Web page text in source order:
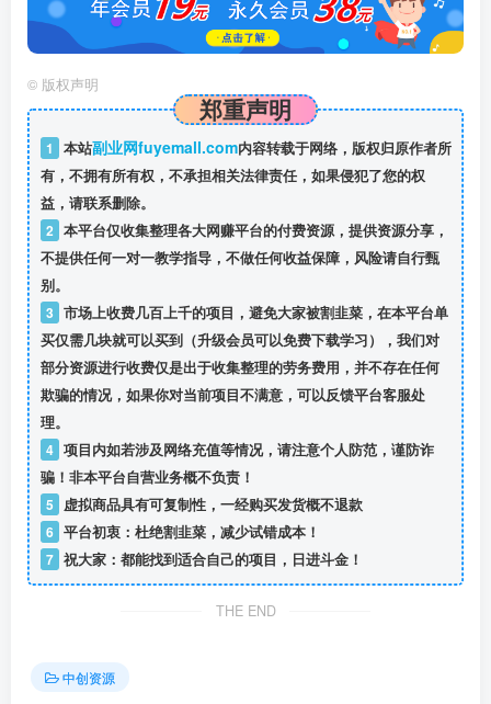
© 版权声明
郑重声明
1 本站副业网fuyemall.com内容转载于网络，版权归原作者所
有，不拥有所有权，不承担相关法律责任，如果侵犯了您的权
益，请联系删除。
2 本平台仅收集整理各大网赚平台的付费资源，提供资源分享，
不提供任何一对一教学指导，不做任何收益保障，风险请自行甄
别。
3 市场上收费几百上千的项目，避免大家被割韭菜，在本平台单
买仅需几块就可以买到（升级会员可以免费下载学习），我们对
部分资源进行收费仅是出于收集整理的劳务费用，并不存在任何
欺骗的情况，如果你对当前项目不满意，可以反馈平台客服处
理。
4 项目内如若涉及网络充值等情况，请注意个人防范，谨防诈
骗！非本平台自营业务概不负责！
5
虚拟商品具有可复制性，一经购买发货概不退款
6 平台初衷：杜绝割韭菜，减少试错成本！
7 祝大家：都能找到适合自己的项目，日进斗金！
THE END
中创资源